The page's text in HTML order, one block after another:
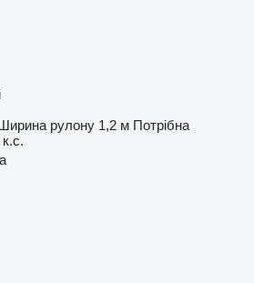
рулону 1,2 м Потрібна